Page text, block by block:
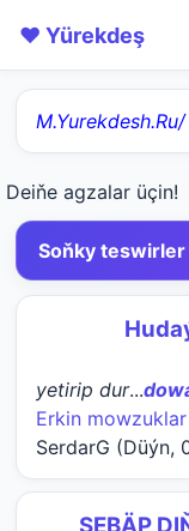
❤️ Yürekdeş
Deiňe agzalar üçin!
Soňky teswirler
yetirip dur...
Erkin mowzuklar
SerdarG (Düýn,